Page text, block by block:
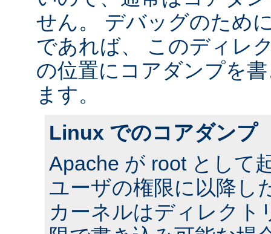
せん。 デバッグのため
であれば、 このディレ
の位置にコアダンプを
ます。
Linux でのコアダンプ
Apache が root として
ユーザの権限に以降し
カーネルはディレクト